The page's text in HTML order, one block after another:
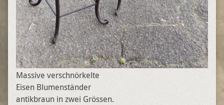
Massive verschnörkelte
Eisen Blumenständer
antikbraun in zwei Grössen.